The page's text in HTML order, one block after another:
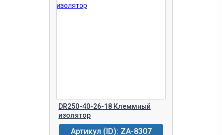
DR250-40-26-18 Клеммный
изолятор
Артикул (ID): ZA-8307